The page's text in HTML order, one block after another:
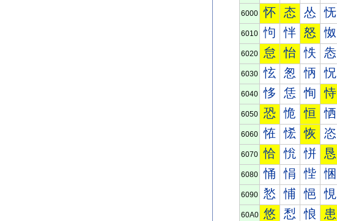
6000 怀 态 怂 怃
6010 怐 怑 怒 怓
6020 怠 怡 怢 怣
6030 怰 怱 怲 怳
6040 恀 恁 恂 恃
6050 恐 恑 恒 恓
6060 恠 恡 恢 恣
6070 恰 恱 恲 恳
6080 悀 悁 悂 悃
6090 悐 悑 悒 悓
60A0 悠 悡 悢 患